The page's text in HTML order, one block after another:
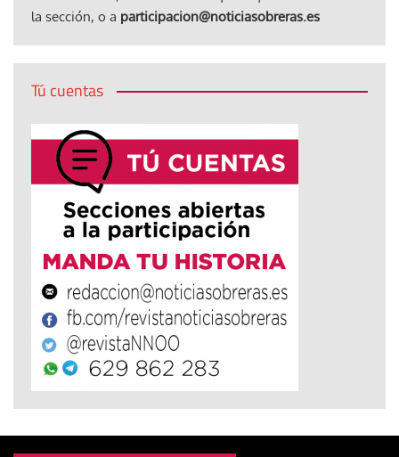
la sección, o a participacion@noticiasobreras.es
Tú cuentas